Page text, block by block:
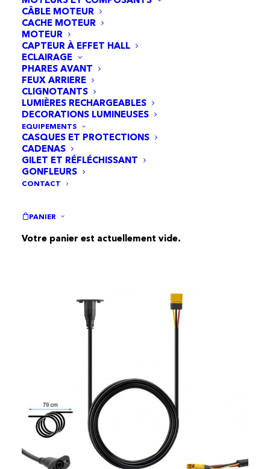
CÂBLE MOTEUR
CACHE MOTEUR
MOTEUR
CAPTEUR À EFFET HALL
ECLAIRAGE
PHARES AVANT
FEUX ARRIERE
CLIGNOTANTS
LUMIÈRES RECHARGEABLES
DECORATIONS LUMINEUSES
EQUIPEMENTS
CASQUES ET PROTECTIONS
CADENAS
GILET ET RÉFLÉCHISSANT
GONFLEURS
CONTACT
PANIER
Votre panier est actuellement vide.
Bouchon en silicone pour port de charge Xiaomi
7,95€